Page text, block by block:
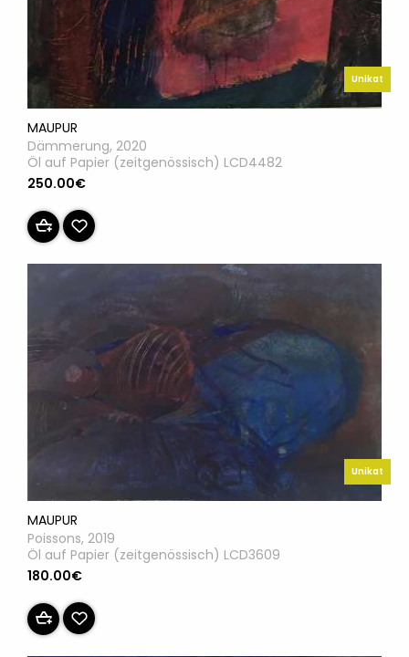
Unikat
MAUPUR
Dämmerung, 2020
Öl auf Papier (zeitgenössisch) LCD4482
250.00€
Unikat
MAUPUR
Poissons, 2019
Öl auf Papier (zeitgenössisch) LCD3609
180.00€